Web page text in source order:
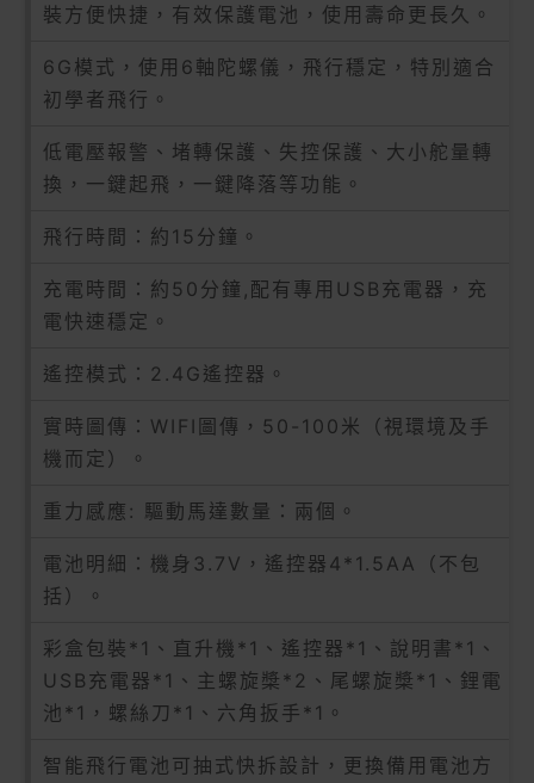
裝方便快捷，有效保護電池，使用壽命更長久。
6G模式，使用6軸陀螺儀，飛行穩定，特別適合
初學者飛行。
低電壓報警、堵轉保護、失控保護、大小舵量轉
換，一鍵起飛，一鍵降落等功能。
飛行時間：約15分鐘。
充電時間：約50分鐘,配有專用USB充電器，充
電快速穩定。
遙控模式：2.4G遙控器。
實時圖傳：WIFI圖傳，50-100米（視環境及手
機而定）。
重力感應: 驅動馬達數量：兩個。
電池明細：機身3.7V，遙控器4*1.5AA（不包
括）。
彩盒包裝*1、直升機*1、遙控器*1、說明書*1、
USB充電器*1、主螺旋槳*2、尾螺旋槳*1、鋰電
池*1，螺絲刀*1、六角扳手*1。
智能飛行電池可抽式快拆設計，更換備用電池方